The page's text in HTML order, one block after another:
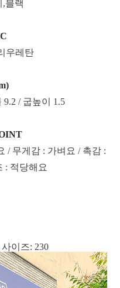
,블랙
우레탄
9.2 / 굽높이 1.5
/ 무게감 : 가벼요 / 촉감 :
: 적당해요
이즈: 230